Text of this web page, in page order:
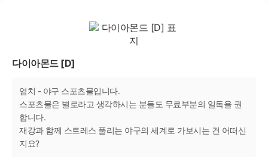
다이아몬드 [D]
염치 - 야구 스포츠물입니다.
스포츠물은 별로라고 생각하시는 분들도 무료부분의 일독을 권
합니다.
재강과 함께 스트레스 풀리는 야구의 세계로 가보시는 건 어떠신
지요?